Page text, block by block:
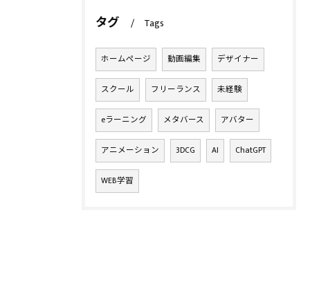
タグ Tags
ホームページ 動画編集 デザイナー
スクール フリーランス 未経験
eラーニング メタバース アバター
アニメーション 3DCG AI ChatGPT
WEB学習